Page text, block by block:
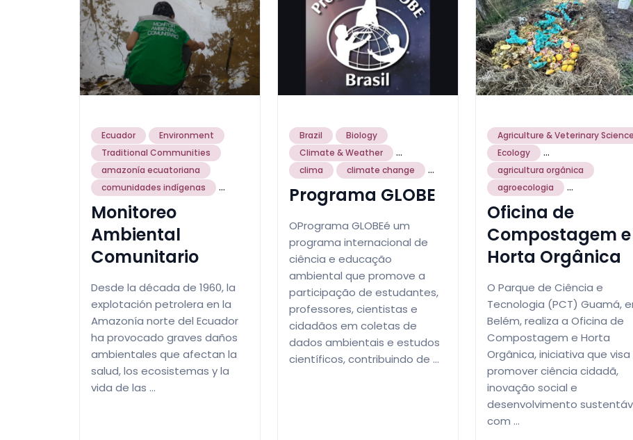
Ecuador
Environment
Traditional Communities
amazonía ecuatoriana
comunidades indígenas
...
Monitoreo
Ambiental
Comunitario
Desde la década de 1960, la
explotación petrolera en la
Amazonía norte del Ecuador
ha provocado graves daños
ambientales que afectan la
salud, los ecosistemas y la
vida de las …
Brazil
Biology
Climate & Weather
...
clima climate change ...
Programa GLOBE
OPrograma GLOBEé um
programa internacional de
ciência e educação
ambiental que promove a
participação de estudantes,
professores, cientistas e
cidadãos em coletas de
dados ambientais e estudos
científicos, contribuindo de …
Agriculture & Veterinary Science
Ecology
...
agricultura orgânica
agroecologia
...
Oficina de
Compostagem e
Horta Orgânica
O Parque de Ciência e
Tecnologia (PCT) Guamá,
Belém, realiza a Oficina de
Compostagem e Horta
Orgânica, iniciativa que visa
promover ciência cidadã,
inovação social e
desenvolvimento
com …